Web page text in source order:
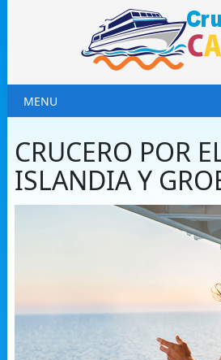
MENU
CRUCERO POR
ISLANDIA Y